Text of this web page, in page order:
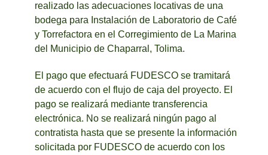
realizado las adecuaciones locativas de una
bodega para Instalación de Laboratorio de Café
y Torrefactora en el Corregimiento de La Marina
del Municipio de Chaparral, Tolima.
El pago que efectuará FUDESCO se tramitará
de acuerdo con el flujo de caja del proyecto. El
pago se realizará mediante transferencia
electrónica. No se realizará ningún pago al
contratista hasta que se presente la información
solicitada por FUDESCO de acuerdo con los